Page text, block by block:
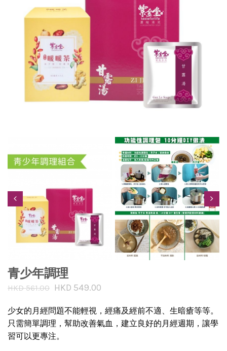
青少年調理
HKD 561.00 HKD 549.00
少女的月經問題不能輕視，經痛及經前不適、生暗瘡等等。
只需簡單調理，幫助改善氣血，建立良好的月經週期，讓學
習可以更專注。